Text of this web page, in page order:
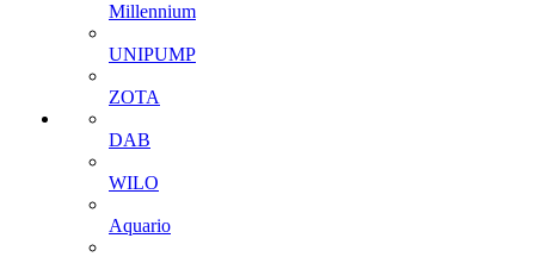
Millennium
UNIPUMP
ZOTA
DAB
WILO
Aquario